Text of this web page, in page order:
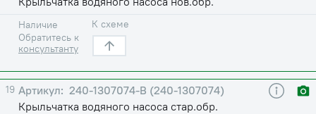
Наличие
Обратитесь к
консультанту
К схеме
19
240-1307074-В (240-1307074)
Крыльчатка водяного насоса стар.обр.